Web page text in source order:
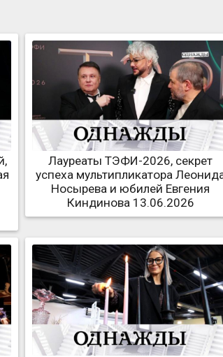
Лауреаты ТЭФИ-2026, секрет
успеха мультипликатора
Носырева и юбилей Евгения
Киндинова 13.06.2026